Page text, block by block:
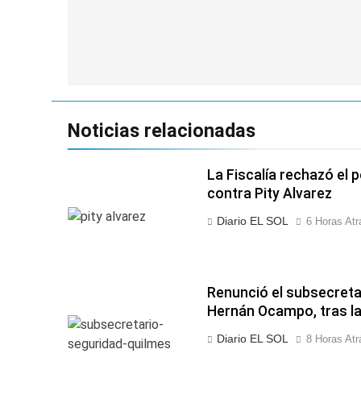
Noticias relacionadas
La Fiscalía rechazó el
contra Pity Alvarez
Diario EL SOL 6 Horas
Renunció el
Hernán Ocampo, tras
Diario EL SOL 8 Horas